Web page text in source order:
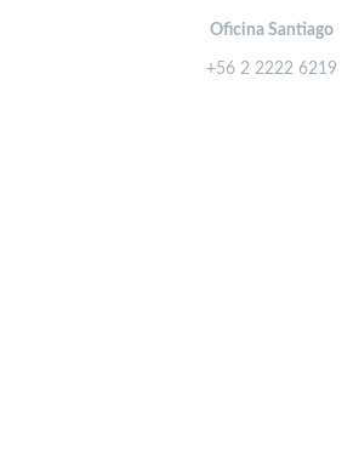
Oficina Santiago
+56 2 2222 6219